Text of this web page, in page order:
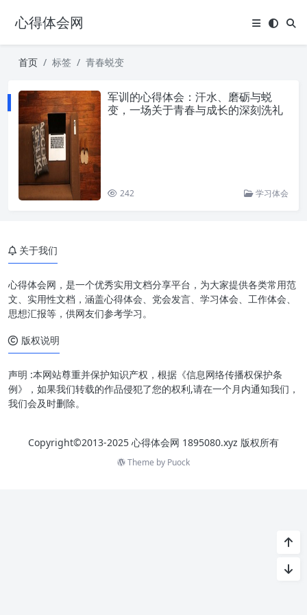
心得体会网
首页 标签 青春蜕变
军训的心得体会：汗水、磨砺与蜕
变，一场关于青春与成长的深刻洗礼
242 学习体会
关于我们
心得体会网，是一个优秀实用文档分享平台，为大家提供各类常用范
文、实用性文档，涵盖心得体会、党会发言、学习体会、工作体会、
思想汇报等，供网友们参考学习。
版权说明
声明 :本网站尊重并保护知识产权，根据《信息网络传播权保护条
例》，如果我们转载的作品侵犯了您的权利,请在一个月内通知我们，
我们会及时删除。
Copyright©2013-2025 心得体会网 1895080.xyz 版权所有
Theme by Puock